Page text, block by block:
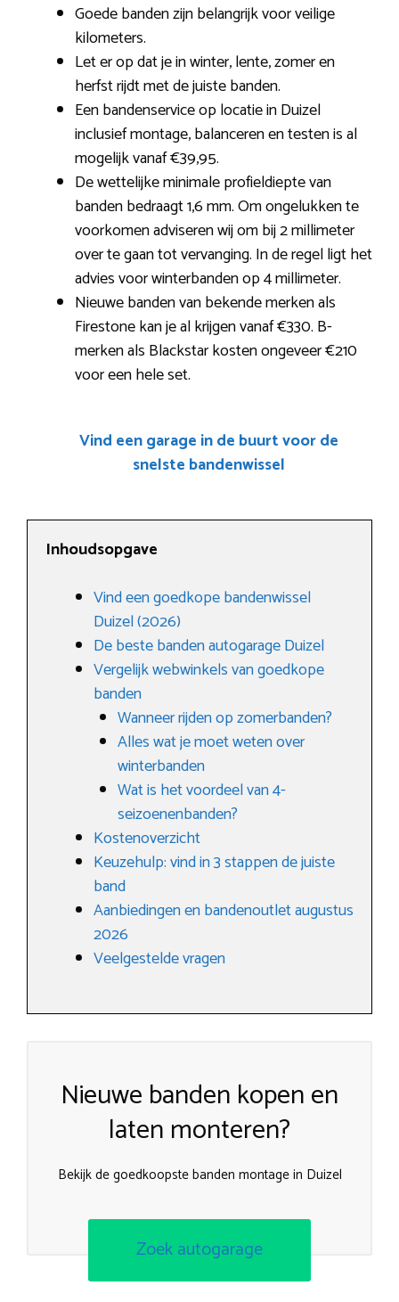
Goede banden zijn belangrijk voor veilige
kilometers.
Let er op dat je in winter, lente, zomer en
herfst rijdt met de juiste banden.
Een bandenservice op locatie in Duizel
inclusief montage, balanceren en testen is al
mogelijk vanaf €39,95.
De wettelijke minimale profieldiepte van
banden bedraagt 1,6 mm. Om ongelukken te
voorkomen adviseren wij om bij 2 millimeter
over te gaan tot vervanging. In de regel ligt het
advies voor winterbanden op 4 millimeter.
Nieuwe banden van bekende merken als
Firestone kan je al krijgen vanaf €330. B-
merken als Blackstar kosten ongeveer €210
voor een hele set.
Vind een garage in de buurt voor de
snelste bandenwissel
Inhoudsopgave
Vind een goedkope bandenwissel
Duizel (2026)
De beste banden autogarage Duizel
Vergelijk webwinkels van goedkope
banden
Wanneer rijden op zomerbanden?
Alles wat je moet weten over
winterbanden
Wat is het voordeel van 4-
seizoenenbanden?
Kostenoverzicht
Keuzehulp: vind in 3 stappen de juiste
band
Aanbiedingen en bandenoutlet augustus
2026
Veelgestelde vragen
Nieuwe banden kopen en
laten monteren?
Bekijk de goedkoopste banden montage in Duizel
Zoek autogarage